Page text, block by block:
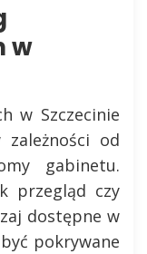
w
w Szczecinie
od
gabinetu.
przegląd czy
dostępne w
pokrywane